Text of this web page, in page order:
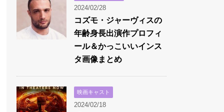
2024/02/28
コズモ・ジャーヴィスの
年齢身長出演作プロフィ
ール＆かっこいいインス
タ画像まとめ
映画キャスト
2024/02/18